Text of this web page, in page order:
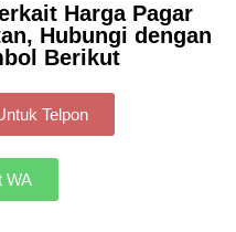
Harga Pagar
Hubungi dengan
Berikut
Telpon
WA